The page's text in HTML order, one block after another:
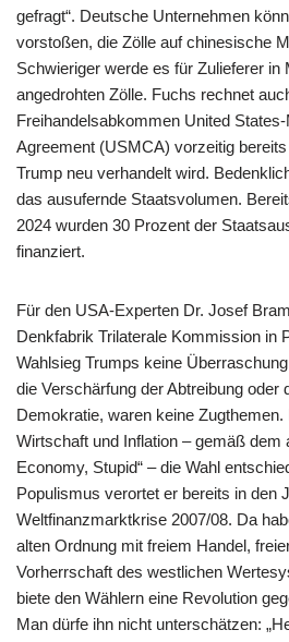
gefragt“. Deutsche Unternehmen
vorstoßen, die Zölle auf chinesische
Schwieriger werde es für Zulieferer in
angedrohten Zölle. Fuchs rechnet
Freihandelsabkommen United
Agreement (USMCA) vorzeitig
Trump neu verhandelt wird.
das ausufernde Staatsvolumen.
2024 wurden 30 Prozent der
finanziert.
Für den USA-Experten Dr. Josef
Denkfabrik Trilaterale Kommission in
Wahlsieg Trumps keine
die Verschärfung der Abtreibung oder
Demokratie, waren keine
Wirtschaft und Inflation – gemäß dem
Economy, Stupid“ – die Wahl
Populismus verortet er bereits in den
Weltfinanzmarktkrise 2007/08. Da
alten Ordnung mit freiem Handel,
Vorherrschaft des westlichen
biete den Wählern eine Revolution
Man dürfe ihn nicht unterschätzen: